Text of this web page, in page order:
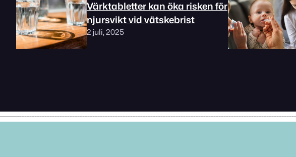
Värktabletter kan öka risken för
njursvikt vid vätskebrist
2 juli, 2025